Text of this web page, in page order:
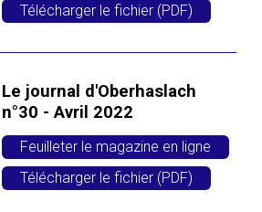
Télécharger le fichier (PDF)
Le journal d'Oberhaslach
n°30 - Avril 2022
Feuilleter le magazine en ligne
Télécharger le fichier (PDF)